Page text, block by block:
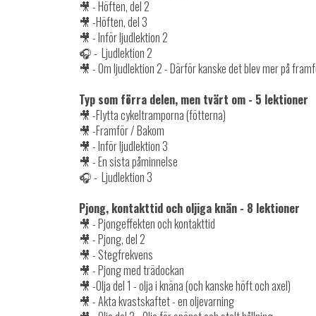
🎥 - Höften, del 2
🎥 -Höften, del 3
🎥 - Inför ljudlektion 2
🎧 - Ljudlektion 2
🎥 - Om ljudlektion 2 - Därför kanske det blev mer på
Typ som förra delen, men tvärt om - 5 lektioner
🎥 -Flytta cykeltramporna (fötterna)
🎥 -Framför / Bakom
🎥 - Inför ljudlektion 3
🎥 - En sista påminnelse
🎧 - Ljudlektion 3
Pjong, kontakttid och oljiga knän - 8 lektioner
🎥 - Pjongeffekten och kontakttid
🎥 - Pjong, del 2
🎥 - Stegfrekvens
🎥 - Pjong med trädockan
🎥 -Olja del 1 - olja i knäna (och kanske höft och axel)
🎥 - Akta kvastskaftet - en oljevarning